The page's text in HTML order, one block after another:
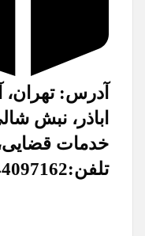
آدرس: تهران،
اباذر، نبش
تلفن:02144097162